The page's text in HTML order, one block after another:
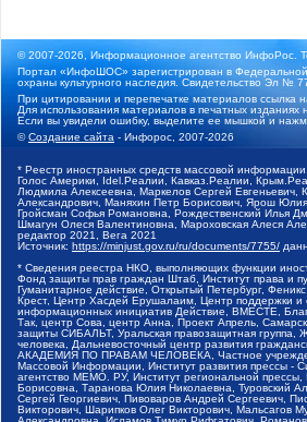
© 2007-2026, Информационное агентство ИнфоРос.
Портал «ИнфоШОС» зарегистрирован в
охраны культурного наследия. Свидетельство Эл №
При цитировании и перепечатке материалов
Для использования материалов в печатных
Если вы увидели ошибку, выделите ее мышкой и
©Создание сайта - Инфорос, 2007-2026
* Реестр иностранных средств массовой
Голос Америки, Idel.Реалии, Кавказ.Реалии,
Людмила Алексеевна, Маркелов Сергей Евгеньевич,
Александрович, Маняхин Петр Борисович, Ярош
Гройсман Софья Романовна, Рождественский Илья
Шмагун Олеся Валентиновна, Мароховская Алеся
редактор 2021, Вега 2021
Источник: https://minjust.gov.ru/ru/documents/7755/
* Сведения реестра НКО, выполняющих функции
Фонд защиты прав граждан Штаб, Институт права и
Гуманитарное действие, Открытый Петербург,
Крест, Центр Хасдей Ерушалаим, Центр поддержки и
информационных инициатив Действие, ВМЕСТЕ,
Так, центр Сова, центр Анна, Проект Апрель,
защиты СИБАЛЬТ, Уральская правозащитная группа,
человека, Дальневосточный центр развития
АКАДЕМИЯ ПО ПРАВАМ ЧЕЛОВЕКА, Частное
Массовой Информации, Институт развития прессы -
агентство МЕМО. РУ, Институт региональной
Борисовна, Таранова Юлия Николаевна, Туровский
Сергей Георгиевич, Пивоваров Андрей Сергеевич,
Викторович, Шарипков Олег Викторович, Мальсагов